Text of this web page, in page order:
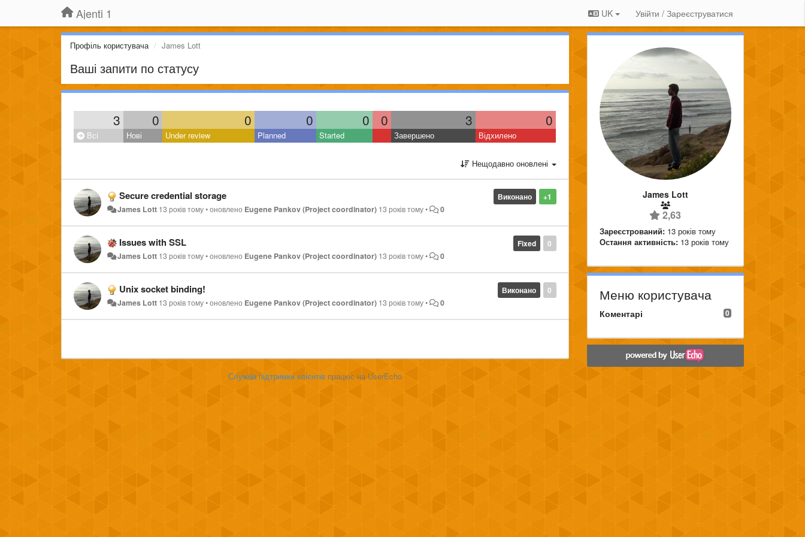
Ajenti 1 UK Увійти / Зареєструватися
Профіль користувача James Lott
Ваші запити по статусу
3 0 0 0 0 0 3 0
Всі Нові Under review Planned Started Завершено Відхилено
Нещодавно оновлені
+1
Виконано
Secure credential storage
James Lott 13 років тому•оновлено Eugene Pankov (Project coordinator) 13 років тому• 0
0
Fixed
Issues with SSL
James Lott 13 років тому•оновлено Eugene Pankov (Project coordinator) 13 років тому• 0
0
Виконано
Unix socket binding!
James Lott 13 років тому•оновлено Eugene Pankov (Project coordinator) 13 років тому• 0
Служба підтримки клієнтівпрацює на UserEcho
James Lott
2,63
Зареєстрований: 13 років тому
Остання активність: 13 років тому
Меню користувача
0
Коментарі